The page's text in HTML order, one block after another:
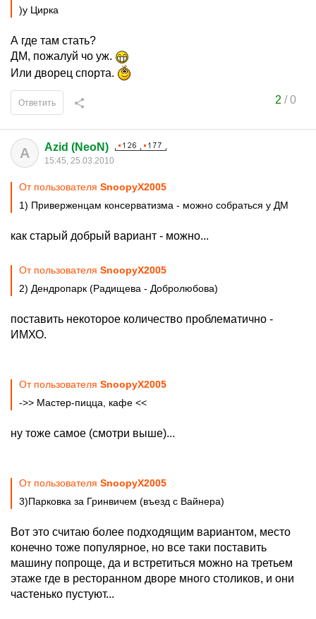
)у Цирка
А где там стать?
ДМ, пожалуй чо уж.
Или дворец спорта.
2 /0
Ответить
A Azid (NeoN)
15:45, 25.03.2010
От пользователя SnoopyX2005
1) Приверженцам консерватизма - можно собраться у ДМ
как старый добрый вариант - можно...
От пользователя SnoopyX2005
2) Дендропарк (Радищева - Добролюбова)
поставить некоторое количество проблематично -
ИМХО.
От пользователя SnoopyX2005
->> Мастер-пицца, кафе <<
ну тоже самое (смотри выше)...
От пользователя SnoopyX2005
3)Парковка за Гринвичем (въезд с Вайнера)
Вот это считаю более подходящим вариантом, место
конечно тоже популярное, но все таки поставить
машину попроще, да и встретиться можно на третьем
этаже где в ресторанном дворе много столиков, и они
частенько пустуют...